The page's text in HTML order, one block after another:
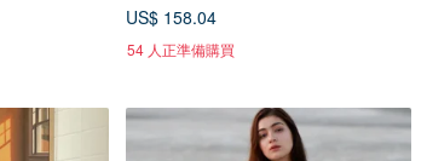
US$ 158.04
54 人正準備購買